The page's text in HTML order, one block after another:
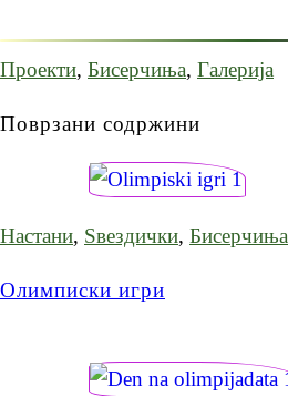
Проекти, Бисерчиња, Галерија
Поврзани содржини
Настани, Ѕвездички, Бисерчиња
Олимписки игри